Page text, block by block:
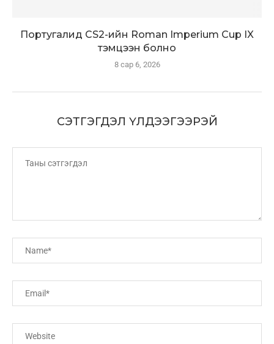
Португалид CS2-ийн Roman Imperium Cup IX
тэмцээн болно
8 сар 6, 2026
СЭТГЭГДЭЛ ҮЛДЭЭГЭЭРЭЙ